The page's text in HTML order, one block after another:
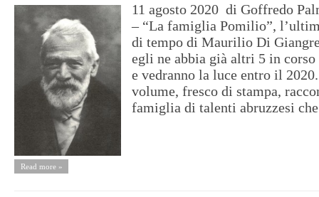
11 agosto 2020 di Goffredo
– “La famiglia Pomilio”,
di tempo di Maurilio Di
egli ne abbia già altri 5 in
e vedranno la luce entro il
volume, fresco di stampa,
famiglia di talenti abruzzesi
Read more »